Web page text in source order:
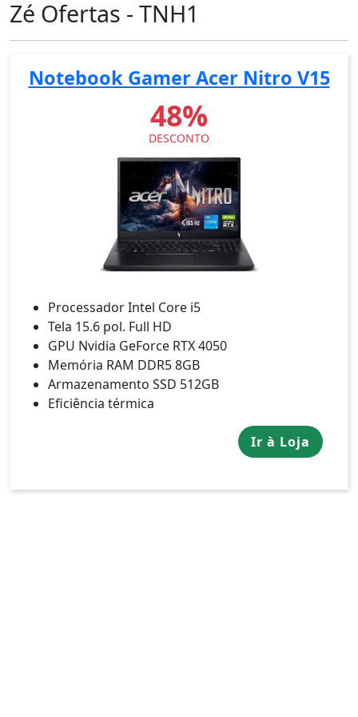
Zé Ofertas - TNH1
Notebook Gamer Acer Nitro V15
48%
DESCONTO
Processador Intel Core i5
Tela 15.6 pol. Full HD
GPU Nvidia GeForce RTX 4050
Memória RAM DDR5 8GB
Armazenamento SSD 512GB
Eficiência térmica
Ir à Loja